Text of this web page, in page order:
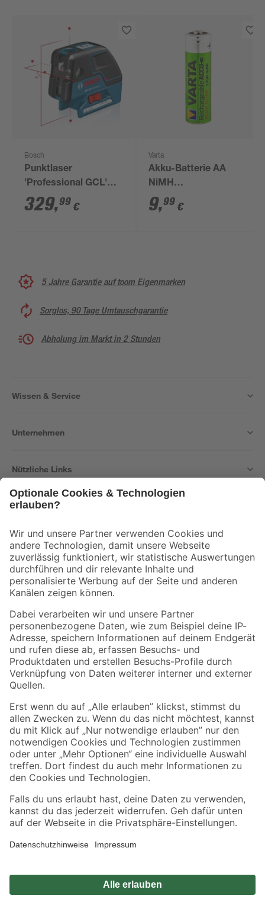
Bosch
Punktlaser
'Professional GCL'
mit Schutztasche und
Laserzieltafel
329,99 €
Varta
Akku-Batterie AA
NiMH
wiederaufladbar 4
Stück
9,99 €
5 Jahre Garantie auf toom Eigenmarken
Sorglos, 90 Tage Umtauschgarantie
Abholung im Markt in 2 Stunden
Wissen & Service
Unternehmen
Nützliche Links
Der toom Newsletter: Keine Angebote und Aktionen mehr verpassen!
Zur Newsletter Anmeldung
Folge uns
Zahlungsarten Versandarten
Sicher einkaufen
Jetzt die toom-App herunterladen
Alle Preisangaben in EUR inkl. gesetzl. MwSt.. Die dargestellten Angebote sind unter
Umständen nicht in allen Märkten verfügbar. Die angegebenen Verfügbarkeiten beziehen
Produkte nur solange der Vorrat reicht.
*Paketversand ab 59 € versandkostenfrei, gilt nicht für Artikel mit Speditionsversand, hier
Privatsphäre Impressum
Nutzungsbedingungen
Widerrufsrecht Vertrag widerrufen